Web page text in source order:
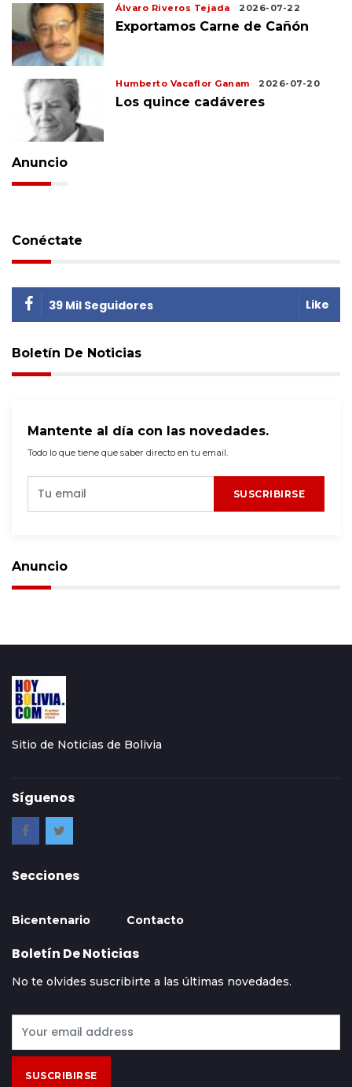
Álvaro Riveros Tejada 2026-07-22
Exportamos Carne de Cañón
Humberto Vacaflor Ganam 2026-07-20
Los quince cadáveres
Anuncio
Conéctate
39 Mil Seguidores Like
Boletín De Noticias
Mantente al día con las novedades.
Todo lo que tiene que saber directo en tu email.
SUSCRIBIRSE
Anuncio
Sitio de Noticias de Bolivia
Síguenos
Secciones
Bicentenario Contacto
Boletín De Noticias
No te olvides suscribirte a las últimas novedades.
SUSCRIBIRSE